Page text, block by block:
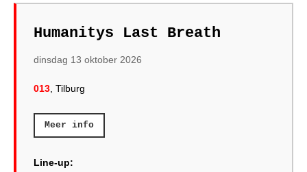
Humanitys Last Breath
dinsdag 13 oktober 2026
013 , Tilburg
Meer info
Line-up: